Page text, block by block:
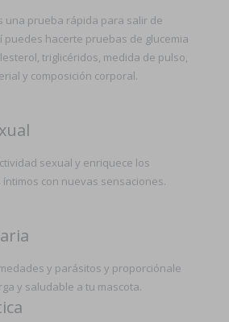
una prueba rápida para salir de
puedes hacerte pruebas de glucemia
triglicéridos, medida de pulso,
y composición corporal.
sexual y enriquece los
con nuevas sensaciones.
y parásitos y proporciónale
y saludable a tu mascota.